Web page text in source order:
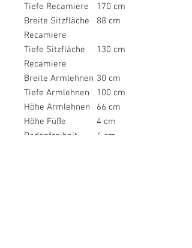
Tiefe Recamiere
170 cm
Breite Sitzfläche
Recamiere
88 cm
Tiefe Sitzfläche
Recamiere
130 cm
Breite Armlehnen 30 cm
Tiefe Armlehnen
100 cm
Höhe Armlehnen
66 cm
Höhe Füße
4 cm
Bodenfreiheit
4 cm